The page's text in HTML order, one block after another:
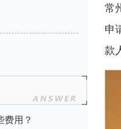
费用？
常
申
款